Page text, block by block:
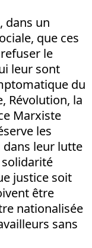
dans un
que ces
le
leur sont
du
Révolution, la
Marxiste
les
dans leur lutte
justice soit
être
nationalisée
sans